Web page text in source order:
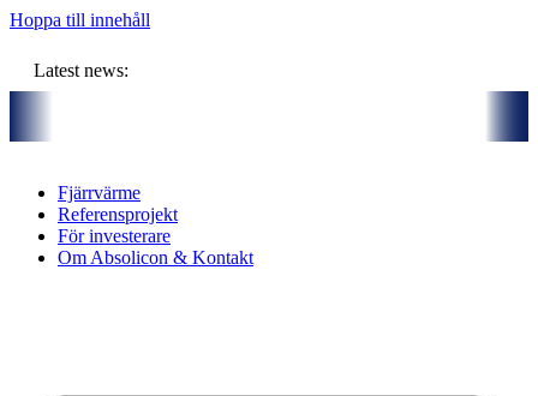
Hoppa till innehåll
Latest news:
Fjärrvärme
Referensprojekt
För investerare
Om Absolicon & Kontakt